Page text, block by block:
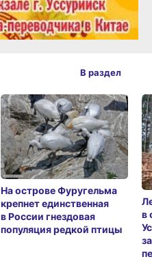
На острове Фуругельма
крепнет единственная
в России гнездовая
популяция редкой птицы
в
В раздел